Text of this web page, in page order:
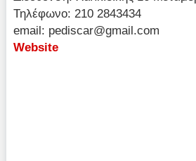
Τηλέφωνο: 210 2843434
email: pediscar@gmail.com
Website